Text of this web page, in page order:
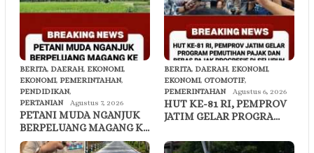
BERITA, DAERAH, EKONOMI,
EKONOMI, PEMERINTAHAN,
PENDIDIKAN,
PERTANIAN
Agustus 7, 2026
PETANI MUDA NGANJUK
BERPELUANG MAGANG K…
BERITA, DAERAH, EKONOMI,
EKONOMI, OTOMOTIF,
PEMERINTAHAN
Agustus 6, 2026
HUT KE-81 RI, PEMPROV
JATIM GELAR PROGRA…